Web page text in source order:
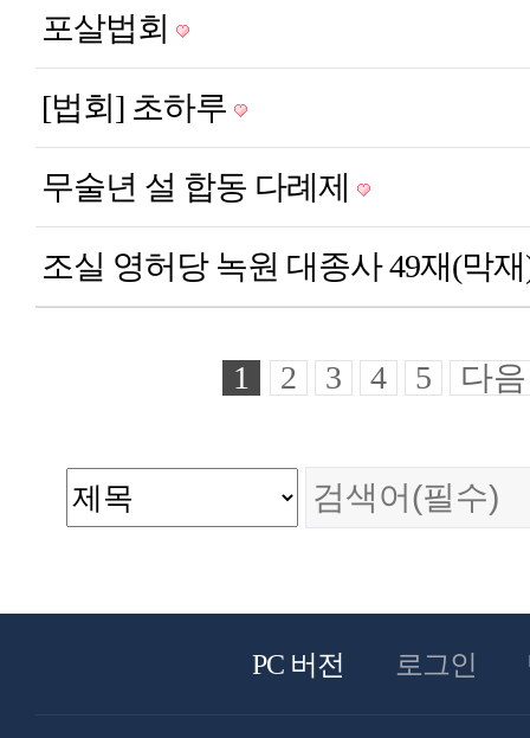
포살법회
[법회] 초하루
무술년 설 합동 다례제
조실 영허당 녹원 대종사 49재(막
1 2 3 4 5 다음
PC 버전 로그인